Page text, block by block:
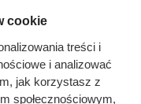
cookie
treści i
i analizować
jak korzystasz z
społecznościowym,